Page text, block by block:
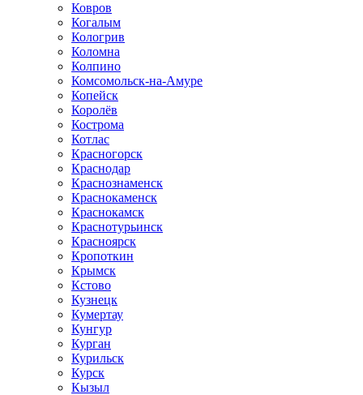
Ковров
Когалым
Кологрив
Коломна
Колпино
Комсомольск-на-Амуре
Копейск
Королёв
Кострома
Котлас
Красногорск
Краснодар
Краснознаменск
Краснокаменск
Краснокамск
Краснотурьинск
Красноярск
Кропоткин
Крымск
Кстово
Кузнецк
Кумертау
Кунгур
Курган
Курильск
Курск
Кызыл